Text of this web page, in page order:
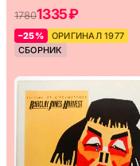
17801335 ₽
–25%
ОРИГИНАЛ 1977
СБОРНИК